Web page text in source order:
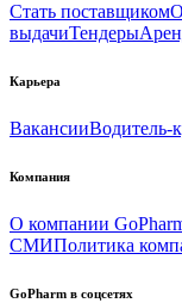
Стать поставщиком
выдачиТендеры
Карьера
ВакансииВодитель-
Компания
О компании
СМИПолитика
GoPharm в соцсетях